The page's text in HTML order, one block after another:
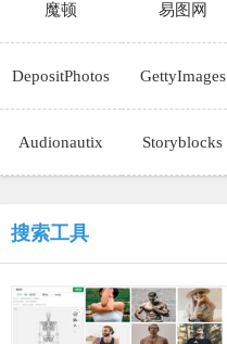
魔顿 易图网
DepositPhotos GettyImages
Audionautix Storyblocks
搜索工具